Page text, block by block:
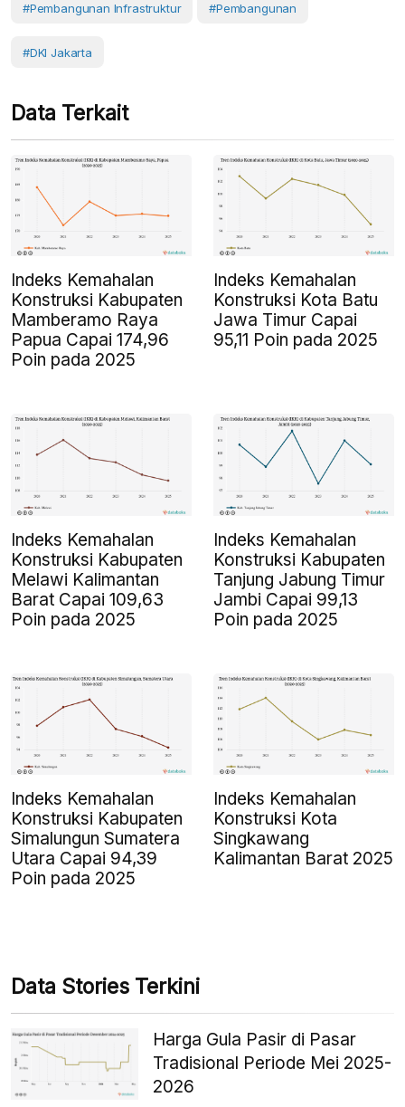
#Pembangunan Infrastruktur #pembangunan
#DKI Jakarta
Data Terkait
Indeks Kemahalan
Konstruksi Kabupaten
Mamberamo Raya
Papua Capai 174,96
Poin pada 2025
Indeks Kemahalan
Konstruksi Kota Batu
Jawa Timur Capai
95,11 Poin pada 2025
Indeks Kemahalan
Konstruksi Kabupaten
Melawi Kalimantan
Barat Capai 109,63
Poin pada 2025
Indeks Kemahalan
Konstruksi Kabupaten
Tanjung Jabung Timur
Jambi Capai 99,13
Poin pada 2025
Indeks Kemahalan
Konstruksi Kabupaten
Simalungun Sumatera
Utara Capai 94,39
Poin pada 2025
Indeks Kemahalan
Konstruksi Kota
Singkawang
Kalimantan Barat 2025
Data Stories Terkini
Harga Gula Pasir di Pasar
Tradisional Periode Mei 2025-
2026